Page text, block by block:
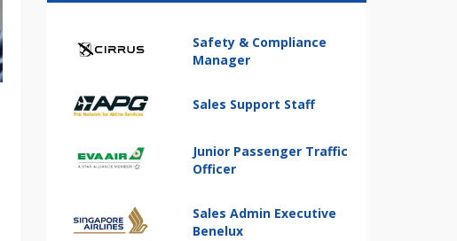
Safety & Compliance
Manager
Sales Support Staff
Junior Passenger Traffic
Officer
Sales Admin Executive
Benelux